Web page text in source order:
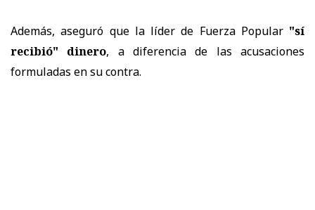
Además, aseguró que la líder de Fuerza Popular "sí
recibió" dinero, a diferencia de las acusaciones
formuladas en su contra.